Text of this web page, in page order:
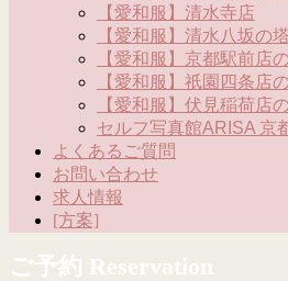
【愛和服】清水寺店
【愛和服】清水八坂の
【愛和服】京都駅前店
【愛和服】祇園四条店
【愛和服】伏見稲荷店
セルフ写真館ARISA 京
よくあるご質問
お問い合わせ
求人情報
[方案]
ご予約 Reservation